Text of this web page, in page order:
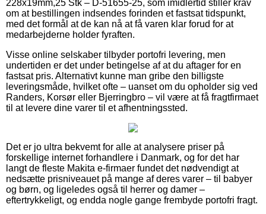
228x19mm,25 Stk – D-51655-25, som imidlertid stiller krav
om at bestillingen indsendes forinden et fastsat tidspunkt,
med det formål at de kan nå at få varen klar forud for at
medarbejderne holder fyraften.
Visse online selskaber tilbyder portofri levering, men
undertiden er det under betingelse af at du aftager for en
fastsat pris. Alternativt kunne man gribe den billigste
leveringsmåde, hvilket ofte – uanset om du opholder sig ved
Randers, Korsør eller Bjerringbro – vil være at få fragtfirmaet
til at levere dine varer til et afhentningssted.
Det er jo ultra bekvemt for alle at analysere priser på
forskellige internet forhandlere i Danmark, og for det har
langt de fleste Makita e-firmaer fundet det nødvendigt at
nedsætte prisniveauet på mange af deres varer – til babyer
og børn, og ligeledes også til herrer og damer –
eftertrykkeligt, og endda nogle gange frembyde portofri fragt.